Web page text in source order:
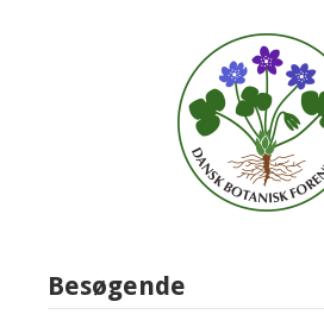
Besøgende